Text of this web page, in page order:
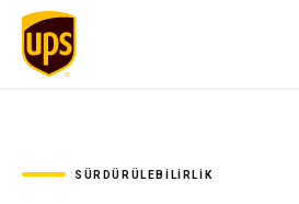
SÜRDÜRÜLEBILIRLIK